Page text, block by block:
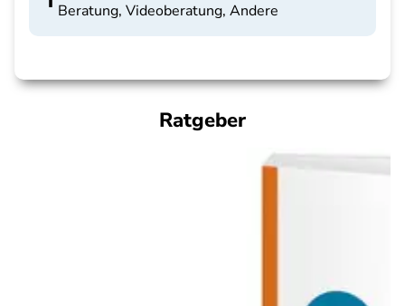
Beratung, Videoberatung, Andere
Ratgeber